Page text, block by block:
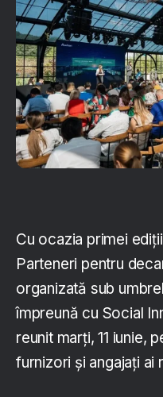
Cu ocazia primei
Parteneri pentru
organizată sub
împreună cu Social
reunit marți, 11 iunie,
furnizori și angajați ai